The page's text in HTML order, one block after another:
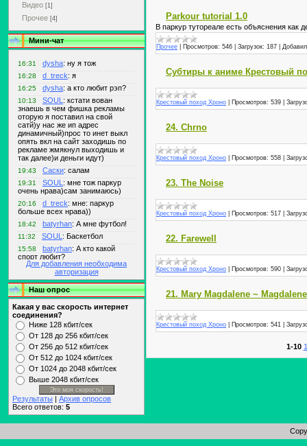
Видео [1]
Прочее [4]
Мини-чат
Для добавления необходима
авторизация
Наш опрос
Какая у вас скорость интернет
соединения?
Ниже 128 кбит/сек
От 128 до 256 кбит/сек
От 256 до 512 кбит/сек
От 512 до 1024 кбит/сек
От 1024 до 2048 кбит/сек
Выше 2048 кбит/сек
Результаты | Архив опросов
Всего ответов: 5
Parkour tutorial 1.0
В паркур тутореале есть объяснения как
Прочее Просмотров: 546 Загрузок: 187
Субтиры к аниме Крестовый
Крестовый поход Хроно Просмотров: 539
24. Chrno
Крестовый поход Хроно Просмотров: 558
23. The Noise
Крестовый поход Хроно Просмотров: 517
22. Farewell
Крестовый поход Хроно Просмотров: 590
21. Mary Magdalene ~ Magdalene
Крестовый поход Хроно Просмотров: 541
1-10